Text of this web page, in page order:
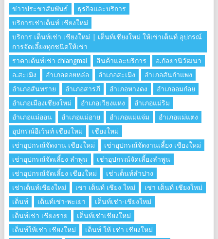
ข่าวประชาสัมพันธ์
ธุรกิจและบริการ
บริการเช่าเต็นท์ เชียงใหม่
บริการ เต็นท์เช่า เชียงใหม่ | เต็นท์เชียงใหม่ ให้เช่าเต็นท์ อุปกรณ์
การจัดเลี้ยงทุกชนิดให้เช่า
ราคาเต้นท์เช่า chiangmai
สินค้าและบริการ
อ.กัลยานิวัฒนา
อ.สะเมิง
อำเภอดอยหล่อ อำเภอสะเมิง
อำเภอสันกำแพง
อำเภอสันทราย
อำเภอสารภี อำเภอหางดง
อำเภออมก๋อย
อำเภอเมืองเชียงใหม่
อำเภอเวียงแหง
อำเภอแม่ริม
อำเภอแม่ออน
อำเภอแม่อาย อำเภอแม่แจ่ม
อำเภอแม่แตง
อุปกรณ์อีเว้นท์ เชียงใหม่
เชียงใหม่
เช่าอุปกรณ์จัดงาน เชียงใหม่
เช่าอุปกรณ์จัดงานเลี้ยง เชียงใหม่
เช่าอุปกรณ์จัดเลี้ยง ลําพูน
เช่าอุปกรณ์จัดเลี้ยงลําพูน
เช่าอุปกรณ์จัดเลี้ยง เชียงใหม่
เช่าเต็นท์ลำปาง
เช่าเต็นท์เชียงใหม่
เช่า เต็นท์ เชียง ใหม่
เช่า เต็นท์ เชียงใหม่
เต็นท์
เต็นท์เช่า-พะเยา
เต็นท์เช่า-เชียงใหม่
เต็นท์เช่า เชียงราย
เต็นท์เช่าเชียงใหม่
เต็นท์ให้เช่า เชียงใหม่
เต็นท์ ให้ เช่า เชียงใหม่